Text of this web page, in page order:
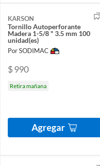
KARSON
Tornillo Autoperforante
Madera 1-5/8 " 3.5 mm 100
unidad(es)
Por SODIMAC
$ 990
Retira mañana
Agregar